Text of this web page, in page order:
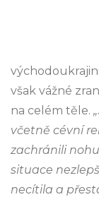
však vážné
na celém těle.
včetně cévní
zachránili
situace
necítila a